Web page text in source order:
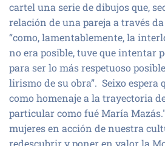
cartel una serie de dibujos que,
relación de una pareja a través
“como, lamentablemente, la
no era posible, tuve que intentar
para ser lo más respetuoso
lirismo de su obra”. Seixo espera
como homenaje a la trayectoria
particular como fué María
mujeres en acción de nuestra
redescubrir y poner en valor la